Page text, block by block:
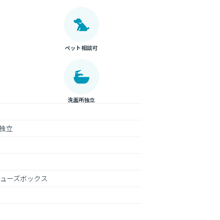
ペット相談可
洗面所独立
立
ーズボックス